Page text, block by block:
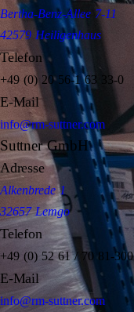
Bertha-Benz-Allee 7-11
42579 Heiligenhaus
Telefon
+49 (0) 20 56-1 63 33-0
E-Mail
info@rm-suttner.com
Suttner GmbH
Adresse
Alkenbrede 1
32657 Lemgo
Telefon
+49 (0) 52 61 / 70 81-300
E-Mail
info@rm-suttner.com